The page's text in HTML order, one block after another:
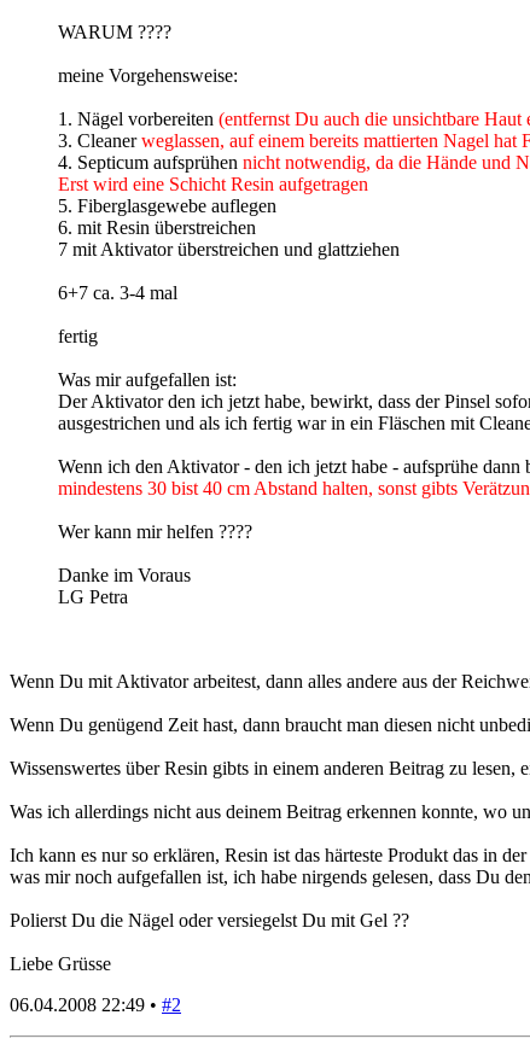
WARUM ????
meine Vorgehensweise:
1. Nägel vorbereiten (entfernst Du auch die unsichtbare Haut
3. Cleanerweglassen, auf einem bereits mattierten Nagel
4. Septicum aufsprühen nicht notwendig, da die Hände und
Erst wird eine Schicht Resin aufgetragen
5. Fiberglasgewebe auflegen
6. mit Resin überstreichen
7 mit Aktivator überstreichen und glattziehen
6+7 ca. 3-4 mal
fertig
Was mir aufgefallen ist:
Der Aktivator den ich jetzt habe, bewirkt, dass der Pinsel
ausgestrichen und als ich fertig war in ein Fläschen mit
Wenn ich den Aktivator - den ich jetzt habe - aufsprühe
mindestens 30 bist 40 cm Abstand halten, sonst gibts
Wer kann mir helfen ????
Danke im Voraus
LG Petra
Wenn Du mit Aktivator arbeitest, dann alles andere aus der
Wenn Du genügend Zeit hast, dann braucht man diesen nicht
Wissenswertes über Resin gibts in einem anderen Beitrag zu lesen,
Was ich allerdings nicht aus deinem Beitrag erkennen konnte, wo
Ich kann es nur so erklären, Resin ist das härteste Produkt das in
was mir noch aufgefallen ist, ich habe nirgends gelesen, dass Du
Polierst Du die Nägel oder versiegelst Du mit Gel ??
Liebe Grüsse
06.04.2008 22:49 • #2